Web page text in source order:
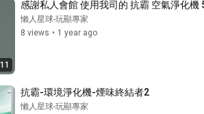
感謝私人會館 使用我司的 抗霸 空氣淨化機
懶人星球-玩顯專家
8 views • 1 year ago
抗霸-環境淨化機-煙味終結者2
懶人星球-玩顯專家